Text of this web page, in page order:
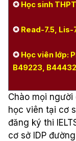
✪ Học sinh
✪ Read-7.5,
✪ Học viên lớp:
B49223,
Chào mọi người
học viên tại cơ
đăng ký thi
cơ sở IDP đường